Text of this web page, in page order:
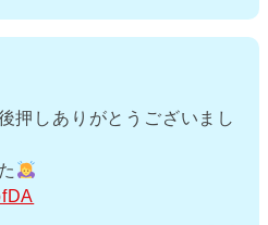
押しありがとうございまし